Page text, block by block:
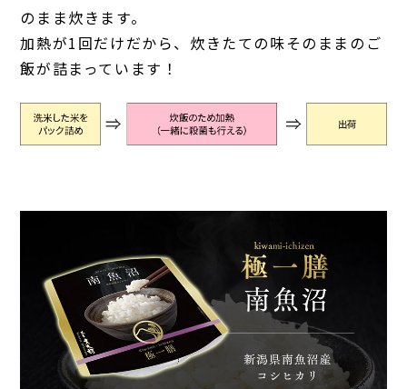
のまま炊きます。
加熱が1回だけだから、炊きたての味そのままのご
飯が詰まっています！